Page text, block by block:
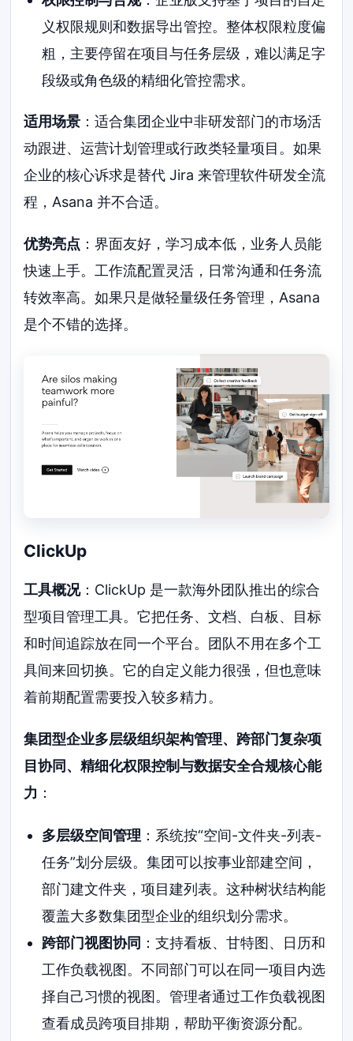
义权限规则和数据导出管控。整体权限粒度偏
粗，主要停留在项目与任务层级，难以满足字
段级或角色级的精细化管控需求。
适用场景 ：适合集团企业中非研发部门的市场活
动跟进、运营计划管理或行政类轻量项目。如果
企业的核心诉求是替代 Jira 来管理软件研发全流
程，Asana 并不合适。
优势亮点 ：界面友好，学习成本低，业务人员能
快速上手。工作流配置灵活，日常沟通和任务流
转效率高。如果只是做轻量级任务管理，Asana
是个不错的选择。
ClickUp
工具概况：ClickUp 是一款海外团队推出的综合
型项目管理工具。它把任务、文档、白板、目标
和时间追踪放在同一个平台。团队不用在多个工
具间来回切换。它的自定义能力很强，但也意味
着前期配置需要投入较多精力。
集团型企业多层级组织架构管理、跨部门复杂项
目协同、精细化权限控制与数据安全合规核心能
力 ：
多层级空间管理 ：系统按“空间-文件夹-列表-
任务”划分层级。集团可以按事业部建空间，
部门建文件夹，项目建列表。这种树状结构能
覆盖大多数集团型企业的组织划分需求。
跨部门视图协同 ：支持看板、甘特图、日历和
工作负载视图。不同部门可以在同一项目内选
择自己习惯的视图。管理者通过工作负载视图
查看成员跨项目排期，帮助平衡资源分配。